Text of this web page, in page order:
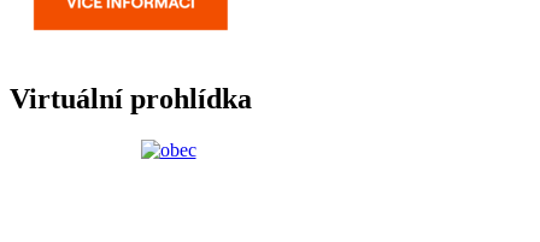
Virtuální prohlídka